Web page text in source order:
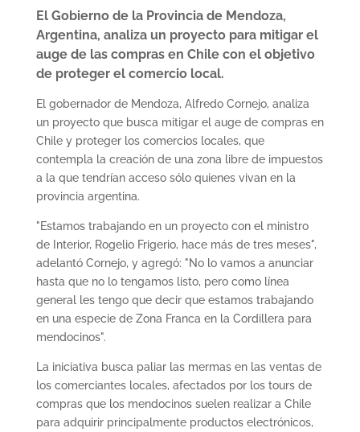
El Gobierno de la Provincia de Mendoza,
Argentina, analiza un proyecto para mitigar el
auge de las compras en Chile con el objetivo
de proteger el comercio local.
El gobernador de Mendoza, Alfredo Cornejo, analiza
un proyecto que busca mitigar el auge de compras en
Chile y proteger los comercios locales, que
contempla la creación de una zona libre de impuestos
a la que tendrían acceso sólo quienes vivan en la
provincia argentina.
"Estamos trabajando en un proyecto con el ministro
de Interior, Rogelio Frigerio, hace más de tres meses",
adelantó Cornejo, y agregó: "No lo vamos a anunciar
hasta que no lo tengamos listo, pero como línea
general les tengo que decir que estamos trabajando
en una especie de Zona Franca en la Cordillera para
mendocinos".
La iniciativa busca paliar las mermas en las ventas de
los comerciantes locales, afectados por los tours de
compras que los mendocinos suelen realizar a Chile
para adquirir principalmente productos electrónicos,